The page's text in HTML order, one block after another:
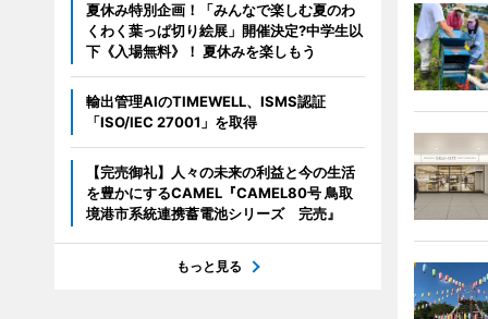
夏休み特別企画！「みんなで楽しむ夏のわ
くわく葉っぱ切り絵展」開催決定?中学生以
下《入場無料》！ 夏休みを楽しもう
輸出管理AIのTIMEWELL、ISMS認証
「ISO/IEC 27001」を取得
【完売御礼】人々の未来の利益と今の生活
を豊かにするCAMEL『CAMEL80号 鳥取
境港市系統連携蓄電池シリーズ 完売』
もっと見る